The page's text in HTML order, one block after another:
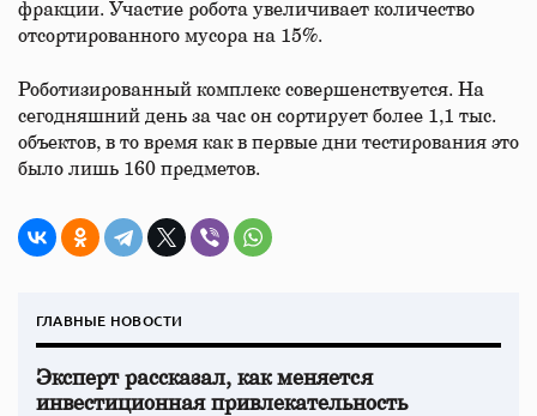
фракции. Участие робота увеличивает количество
отсортированного мусора на 15%.
Роботизированный комплекс совершенствуется. На
сегодняшний день за час он сортирует более 1,1 тыс.
объектов, в то время как в первые дни тестирования это
было лишь 160 предметов.
ГЛАВНЫЕ НОВОСТИ
Эксперт рассказал, как меняется
инвестиционная привлекательность